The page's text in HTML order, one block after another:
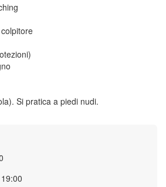
Si pratica a piedi nudi.